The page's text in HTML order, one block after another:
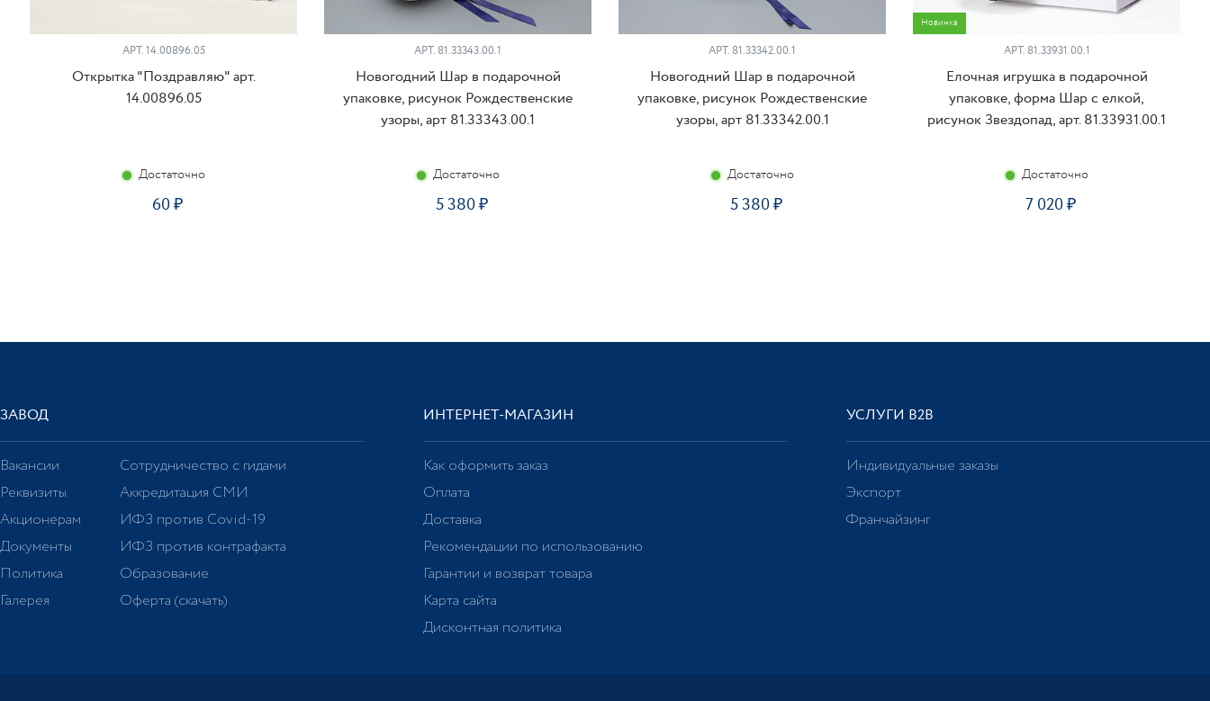
АРТ. 14.00896.05
Открытка "Поздравляю" арт.
14.00896.05
Достаточно
60
АРТ. 81.33343.00.1
Новогодний Шар в подарочной
упаковке, рисунок Рождественские
узоры, арт 81.33343.00.1
Достаточно
5 380
АРТ. 81.33342.00.1
Новогодний Шар в подарочной
упаковке, рисунок Рождественские
узоры, арт 81.33342.00.1
Достаточно
5 380
Новинка
АРТ. 81.33931.00.1
Елочная игрушка в подарочной
упаковке, форма Шар с елкой,
рисунок Звездопад, арт. 81.33931.00.1
Достаточно
7 020
ЗАВОД
Вакансии
Реквизиты
Акционерам
Документы
Политика
Галерея
Сотрудничество с гидами
Аккредитация СМИ
ИФЗ против Covid-19
ИФЗ против контрафакта
Образование
Оферта (скачать)
ИНТЕРНЕТ-МАГАЗИН
Как оформить заказ
Оплата
Доставка
Рекомендации по использованию
Гарантии и возврат товара
Карта сайта
Дисконтная политика
УСЛУГИ В2В
Индивидуальные заказы
Экспорт
Франчайзинг